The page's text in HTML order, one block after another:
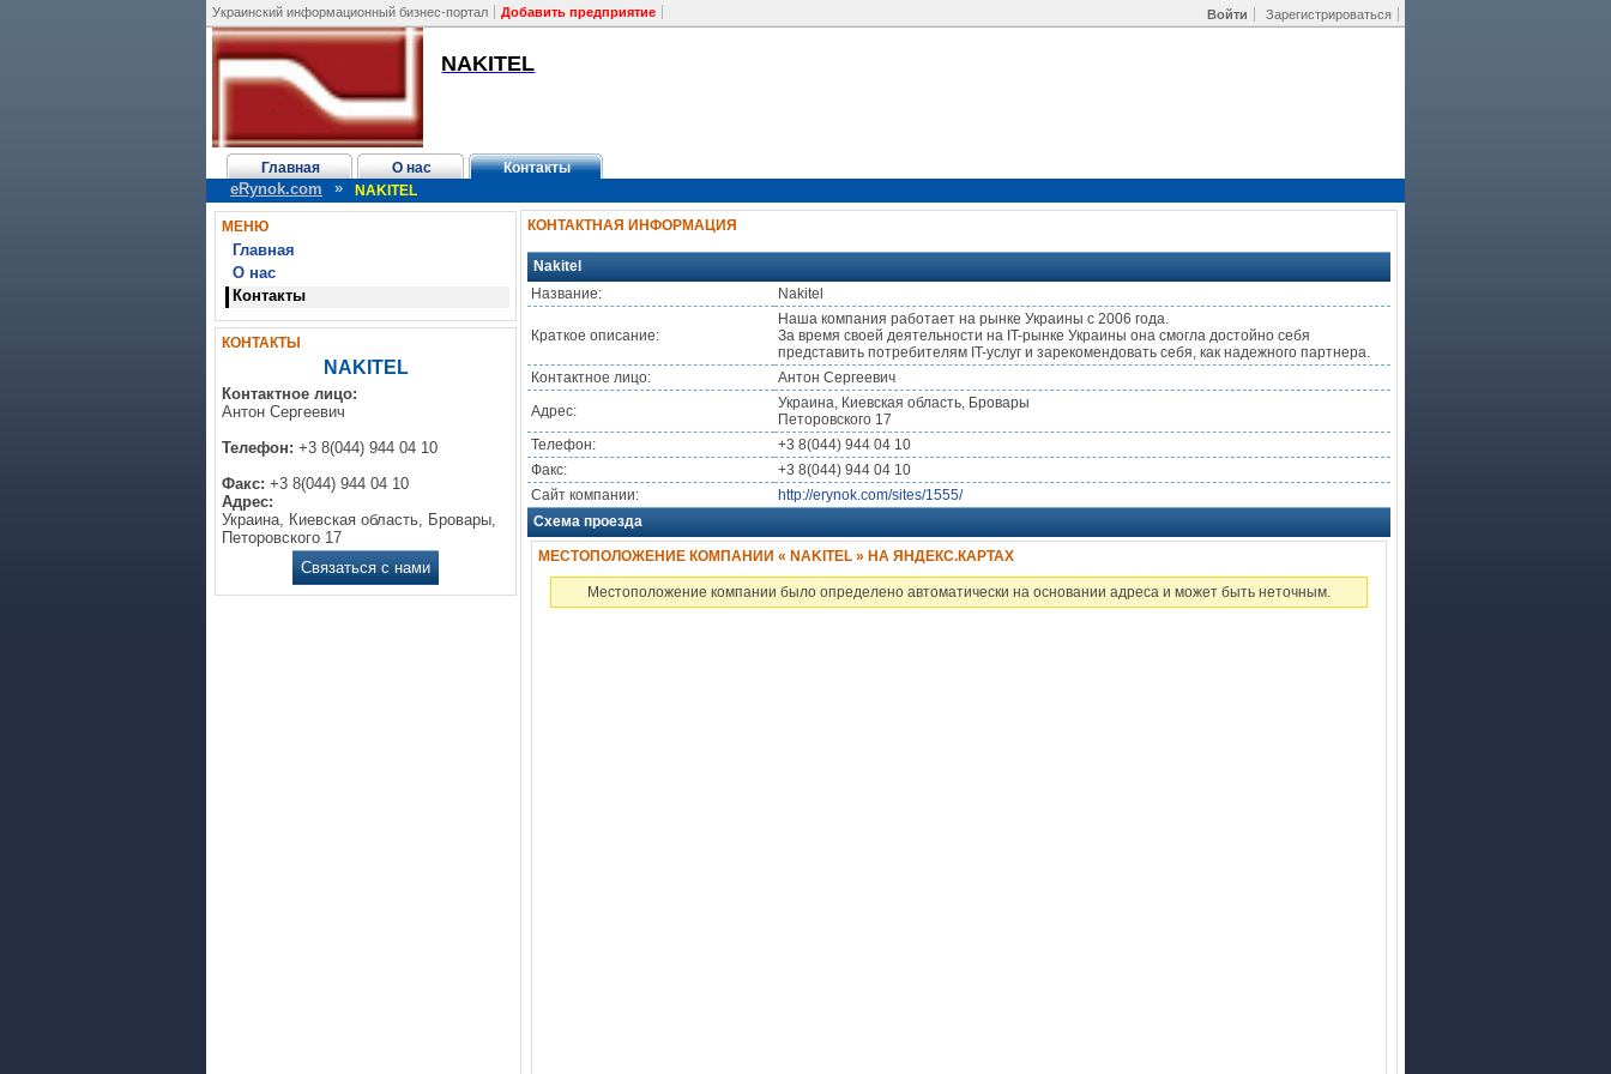
Войти Зарегистрироваться
Украинский информационный бизнес-портал Добавить предприятие
NAKITEL
Главная О нас Контакты
eRynok.com » NAKITEL
МЕНЮ
Главная
О нас
Контакты
КОНТАКТЫ
NAKITEL
Контактное лицо:
Антон Сергеевич
Телефон: +3 8(044) 944 04 10
Факс: +3 8(044) 944 04 10
Адрес:
Украина, Киевская область, Бровары,
Петоровского 17
Связаться с нами
КОНТАКТНАЯ ИНФОРМАЦИЯ
Nakitel
Название:
Nakitel
Краткое описание:
Наша компания работает на рынке Украины с 2006 года.
За время своей деятельности на IT-рынке Украины она смогла достойно себя
представить потребителям IT-услуг и зарекомендовать себя, как надежного партнера.
Контактное лицо:
Антон Сергеевич
Адрес:
Украина, Киевская область, Бровары
Петоровского 17
Телефон:
+3 8(044) 944 04 10
Факс:
+3 8(044) 944 04 10
Сайт компании:
http://erynok.com/sites/1555/
Схема проезда
МЕСТОПОЛОЖЕНИЕ КОМПАНИИ « NAKITEL » НА ЯНДЕКС.КАРТАХ
Местоположение компании было определено автоматически на основании адреса и может быть неточным.